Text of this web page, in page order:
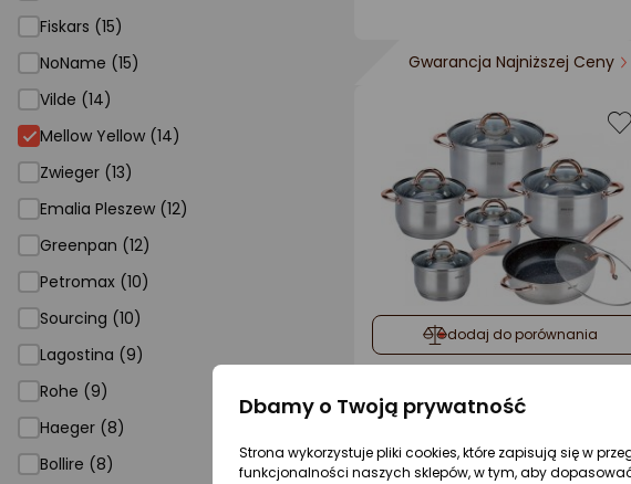
Fiskars (15)
NoName (15)
Vilde (14)
Mellow Yellow (14)
Zwieger (13)
Emalia Pleszew (12)
Greenpan (12)
Petromax (10)
Sourcing (10)
Lagostina (9)
Rohe (9)
Haeger (8)
Bollire (8)
Gwarancja Najniższej Ceny
dodaj do porównania
Dbamy o Twoją prywatność
Strona wykorzystuje pliki cookies, które zapisują się w
funkcjonalności naszych sklepów, w tym, aby